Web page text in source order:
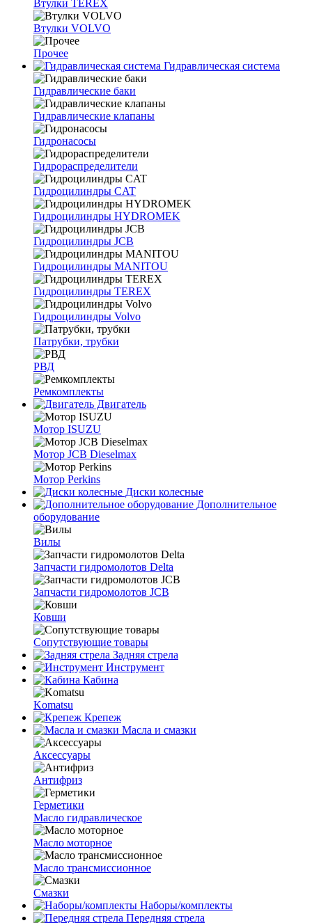
Втулки TEREX
Втулки VOLVO
Прочее
Гидравлическая система
Гидравлические баки
Гидравлические клапаны
Гидронасосы
Гидрораспределители
Гидроцилиндры CAT
Гидроцилиндры HYDROMEK
Гидроцилиндры JCB
Гидроцилиндры MANITOU
Гидроцилиндры TEREX
Гидроцилиндры Volvo
Патрубки, трубки
РВД
Ремкомплекты
Двигатель
Мотор ISUZU
Мотор JCB Dieselmax
Мотор Perkins
Диски колесные
Дополнительное
оборудование
Вилы
Запчасти гидромолотов Delta
Запчасти гидромолотов JCB
Ковши
Сопутствующие товары
Задняя стрела
Инструмент
Кабина
Komatsu
Крепеж
Масла и смазки
Аксессуары
Антифриз
Герметики
Масло гидравлическое
Масло моторное
Масло трансмиссионное
Смазки
Наборы/комплекты
Передняя стрела